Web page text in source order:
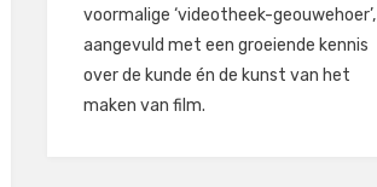
voormalige ‘videotheek-geouwehoer’,
aangevuld met een groeiende kennis
over de kunde én de kunst van het
maken van film.